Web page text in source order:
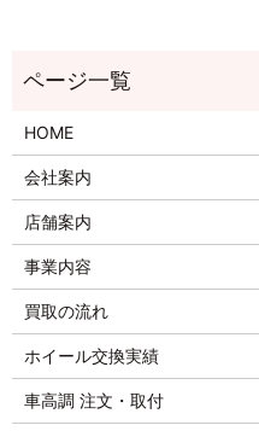
HOME
会社案内
店舗案内
事業内容
買取の流れ
ホイール交換実績
車高調 注文・取付